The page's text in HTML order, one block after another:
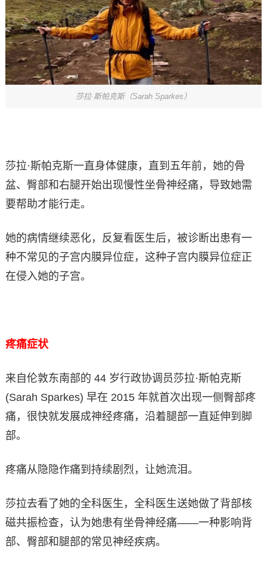
莎拉·斯帕克斯（Sarah Sparkes）
莎拉·斯帕克斯一直身体健康，直到五年前，她的骨
盆、臀部和右腿开始出现慢性坐骨神经痛，导致她需
要帮助才能行走。
她的病情继续恶化，反复看医生后，被诊断出患有一
种不常见的子宫内膜异位症，这种子宫内膜异位症正
在侵入她的子宫。
疼痛症状
来自伦敦东南部的 44 岁行政协调员莎拉·斯帕克斯
(Sarah Sparkes) 早在 2015 年就首次出现一侧臀部疼
痛，很快就发展成神经疼痛，沿着腿部一直延伸到脚
部。
疼痛从隐隐作痛到持续剧烈，让她流泪。
莎拉去看了她的全科医生，全科医生送她做了背部核
磁共振检查，认为她患有坐骨神经痛——一种影响背
部、臀部和腿部的常见神经疾病。